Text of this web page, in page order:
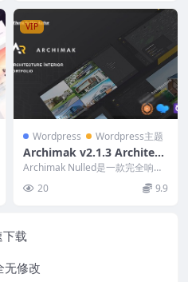
VIP
Wordpress Wordpress主题
Archimak v2.1.3 Architect
ure Interior Portfolio Wor
dPress Theme [Activated]
Archimak Nulled是一款完全响应
式、专业且多功能的建筑 WordP
r... 20 9.9
载
修改